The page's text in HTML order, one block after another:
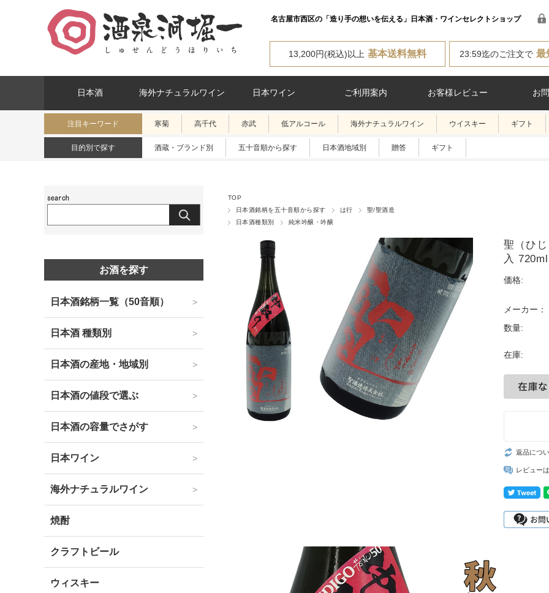
名古屋市西区の「造り手の想いを伝える」日本酒・ワインセレクトショップ
13,200円(税込)以上 基本送料無料 23:59迄のご注文で 最
日本酒 海外ナチュラルワイン 日本ワイン ご利用案内 お客様レビュー お
注目キーワード 寒菊 高千代 赤武 低アルコール 海外ナチュラルワイン ウイスキー ギフト
目的別で探す 酒蔵・ブランド別 五十音順から探す 日本酒地域別 贈答 ギフト
TOP
日本酒銘柄を五十音順から探す
は行
聖/聖酒造
日本酒種類別
純米吟醸・吟醸
聖（ひ
入 720ml
価格:
メーカー：
数量:
在庫:
返品につ
レビュー
お酒を探す
日本酒銘柄一覧（50音順）
日本酒 種類別
日本酒の産地・地域別
日本酒の値段で選ぶ
日本酒の容量でさがす
日本ワイン
海外ナチュラルワイン
焼酎
クラフトビール
ウィスキー